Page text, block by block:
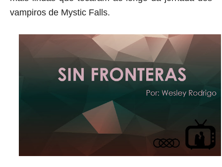
vampiros de Mystic Falls.